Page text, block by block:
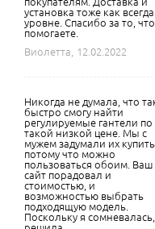
установка тоже как
уровне. Спасибо за то, что
помогаете.
Виолетта,
12.02.2022
Никогда не думала, что
быстро смогу найти
регулируемые гантели по
такой низкой цене. Мы с
мужем задумали их купить,
потому что можно
пользоваться обоим. Ваш
сайт порадовал и
стоимостью, и
возможностью выбрать
подходящую модель.
Поскольку я сомневалась,